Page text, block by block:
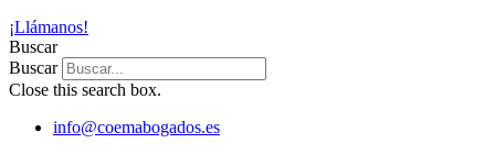
¡Llámanos!
Buscar
Buscar
Close this search box.
info@coemabogados.es